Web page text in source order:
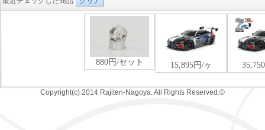
Copyright(c) 2014 Rajiten-Nagoya. All Rights Reserved.©